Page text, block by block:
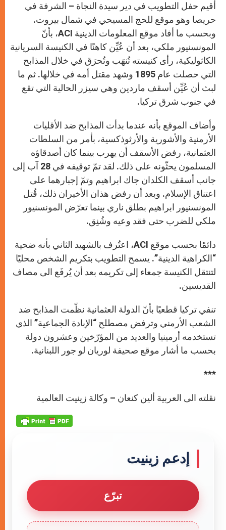
أُقيم حفل التطويب في دير سيدة النجاة – الشرفة في
حريصا وهو موقع للحج المسيحي في شمال بيروت.
وبحسب ما أفاد موقع المعلومات الدينية ACI، بأنّ
المونسنيور ملكي، بعد أن عُيِّن كاهنًا في الكنيسة السريانية
الكاثوليكية، رأى كنيسته تُنهَب وتُحرَق في خلال المذابح
التي حصلت عام 1895 وشهد مقتل أمه في خلالها. ثم ما
لبث أن عُيِّن أسقف ماردين وهي سيزر الحالية التي تقع
في جنوب شرق تركيا.
وأضاف الموقع بأنه عندما بدأت المذابح ضد الأقليات
الأرمنية والأشورية والأرثوذكسية، بأمر من السلطات
العثمانية، رفض الأسقف أن يهرب بينما كان أصدقاؤه
المسلمون يحثّونه على ذلك. لقد تمّ توقيفه في 28 آب إلى
جانب أسقف الكلدان جاك ابراهيم وتمّ إجبارهما على
اعتناق الإسلام. وبعد أن رفض هذان الأخيران ذلك، قُتل
المونسنيور ابراهيم بطلق ناري بينما تعرّض المونسنيور
ملكي للضرب حتى فقد وعيه وشُنِق.
دائمًا بحسب موقع ACI، اعتُرف بالشهيد الثاني بأنه ضحية
“الكراهية الدينية”. يسمح التطويب بتكريم الشخص محليًا
لتنتقل الكنيسة جمعاء إلى تكريمه بعد أن يُرفَع الى مصاف
القديسين.
تنفي تركيا قطعيًا بأنّ الدولة العثمانية نظّمت المذابح ضد
الشعب الأرمني وترفض مصطلح “الإبادة الجماعية” الذي
تستخدمه أرمينيا والعديد من المؤرّخين وعشرون دولة
بحسب ما أشار موقع صحيفة لوريان لو جور اللبنانية.
***
نقلته الى العربية ألين كنعان – وكالة زينيت العالمية
إدعم زينيت
تبرّع